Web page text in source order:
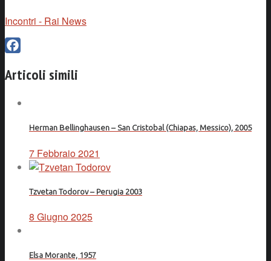
Incontri - Rai News
Articoli simili
Herman Bellinghausen – San Cristobal (Chiapas, Messico), 2005
7 Febbraio 2021
Tzvetan Todorov – Perugia 2003
8 Giugno 2025
Elsa Morante, 1957